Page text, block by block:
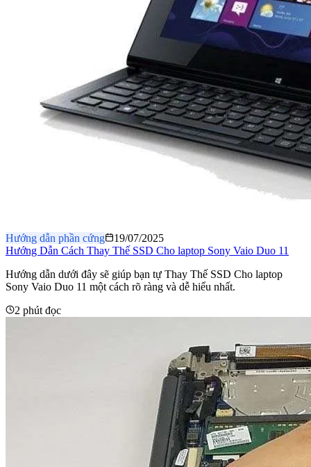
Hướng dẫn phần cứng
19/07/2025
Hướng Dẫn Cách Thay Thế SSD Cho laptop Sony Vaio Duo 11
Hướng dẫn dưới đây sẽ giúp bạn tự Thay Thế SSD Cho laptop
Sony Vaio Duo 11 một cách rõ ràng và dễ hiểu nhất.
2 phút đọc